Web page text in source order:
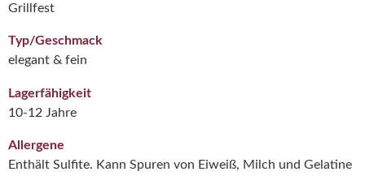
Grillfest
Typ/Geschmack
elegant & fein
Lagerfähigkeit
10-12 Jahre
Allergene
Enthält Sulfite. Kann Spuren von Eiweiß, Milch und Gelatine